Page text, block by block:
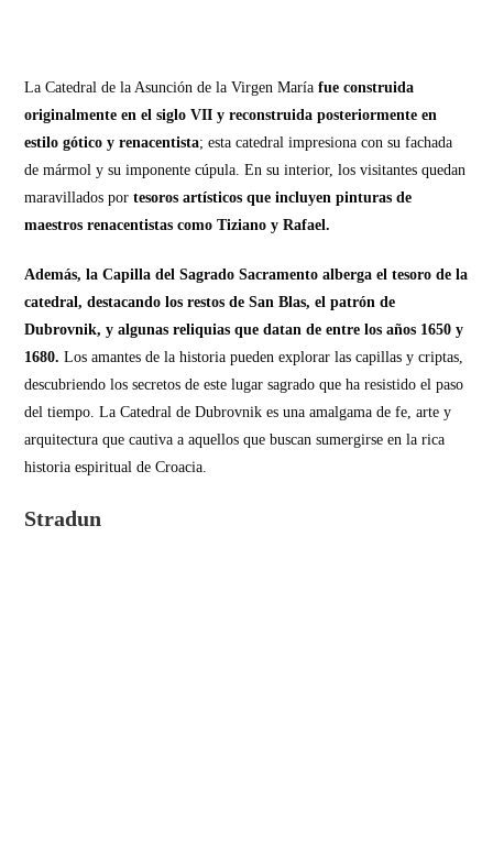
La Catedral de la Asunción de la Virgen Maríafue construida
originalmente en el siglo VII y reconstruida posteriormente en
estilo gótico y renacentista; esta catedral impresiona con su fachada
de mármol y su imponente cúpula. En su interior, los visitantes quedan
maravillados portesoros artísticos que incluyen pinturas de
maestros renacentistas como Tiziano y Rafael.
Además, la Capilla del Sagrado Sacramento alberga el tesoro de la
catedral, destacando los restos de San Blas, el patrón de
Dubrovnik, y algunas reliquias que datan de entre los años 1650 y
1680. Los amantes de la historia pueden explorar las capillas y criptas,
descubriendo los secretos de este lugar sagrado que ha resistido el paso
del tiempo. La Catedral de Dubrovnik es una amalgama de fe, arte y
arquitectura que cautiva a aquellos que buscan sumergirse en la rica
historia espiritual de Croacia.
Stradun